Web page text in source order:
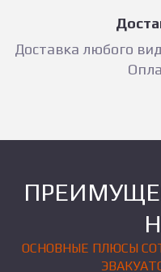
Доставка любого
ОСНОВНЫЕ ПЛЮСЫ